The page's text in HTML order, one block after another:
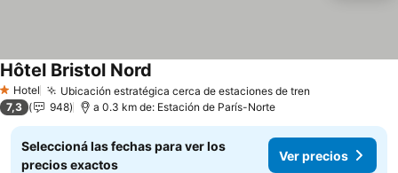
1 Estrellas
Hotel Ubicación estratégica cerca de estaciones de tren
Hôtel Bristol Nord
7,3 948 a 0.3 km de: Estación de París-Norte
Seleccioná las fechas para ver los
precios exactos
Ver precios